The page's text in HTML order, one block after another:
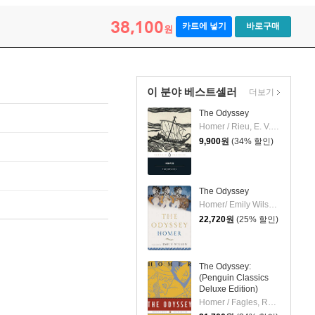
38,100원 카트에 넣기 바로구매
이 분야 베스트셀러
The Odyssey
Homer / Rieu, E. V. / Rieu, D. C. H.
9,900원 (34% 할인)
The Odyssey
Homer/ Emily Wilson (TRN)
22,720원 (25% 할인)
The Odyssey:
(Penguin Classics
Deluxe Edition)
더보기